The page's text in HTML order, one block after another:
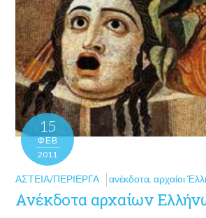
15
ΦΕΒ
2011
ΑΣΤΕΊΑ/ΠΕΡΊΕΡΓΑ ανέκδοτα,αρχαίοι
Ανέκδοτα αρχαίων